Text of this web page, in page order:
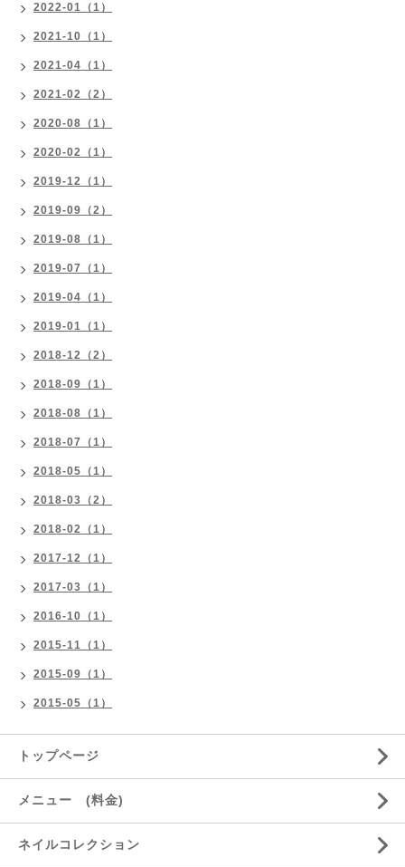
2022-01（1）
2021-10（1）
2021-04（1）
2021-02（2）
2020-08（1）
2020-02（1）
2019-12（1）
2019-09（2）
2019-08（1）
2019-07（1）
2019-04（1）
2019-01（1）
2018-12（2）
2018-09（1）
2018-08（1）
2018-07（1）
2018-05（1）
2018-03（2）
2018-02（1）
2017-12（1）
2017-03（1）
2016-10（1）
2015-11（1）
2015-09（1）
2015-05（1）
トップページ
メニュー (料金)
ネイルコレクション